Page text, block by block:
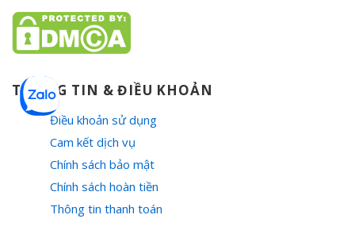
THÔNG TIN & ĐIỀU KHOẢN
Điều khoản sử dụng
Cam kết dịch vụ
Chính sách bảo mật
Chính sách hoàn tiền
Thông tin thanh toán